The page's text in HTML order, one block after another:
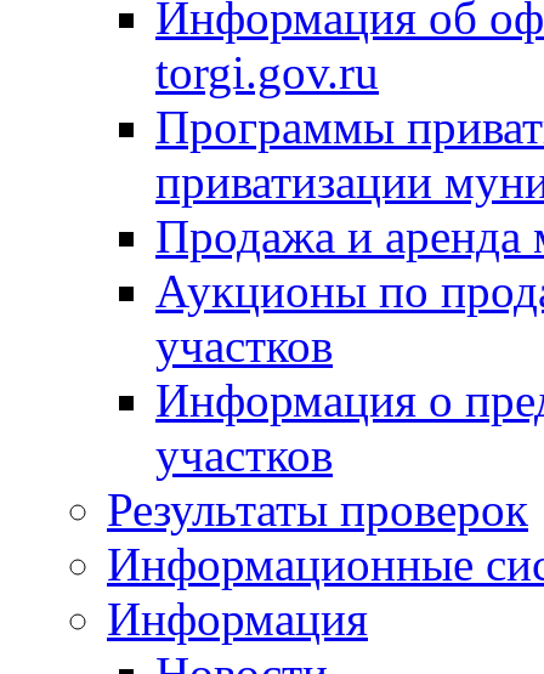
Информация об
torgi.gov.ru
Программы
приватизации
Продажа и аренда
Аукционы по
участков
Информация о
участков
Результаты проверок
Информационные
Информация